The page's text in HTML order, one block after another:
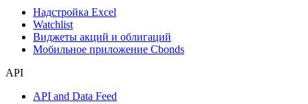
Календарь инвестора
Инструментарий
Надстройка Excel
Мобильное приложение Cbonds